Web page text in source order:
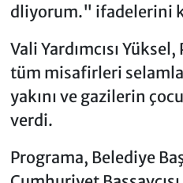
dliyorum." ifadelerini
Vali Yardımcısı Yüksel,
tüm misafirleri
yakını ve gazilerin
verdi.
Programa, Belediye